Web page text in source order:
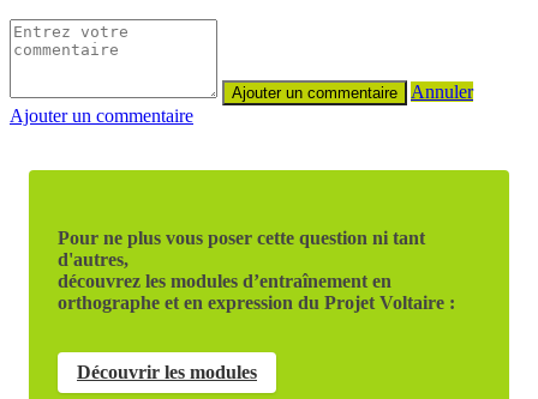
Annuler
Ajouter un commentaire
Pour ne plus vous poser cette question ni tant
d'autres,
découvrez les modules d’entraînement en
orthographe et en expression du Projet Voltaire :
Découvrir les modules